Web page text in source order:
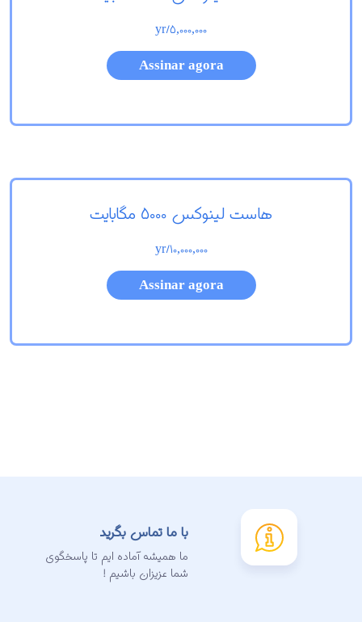
5,000,000
/yr
Assinar agora
هاست لینوکس 5000 مگابایت
10,000,000
/yr
Assinar agora
با ما تماس بگرید
ما همیشه آماده ایم تا پاسخگوی
شما عزیزان باشیم !